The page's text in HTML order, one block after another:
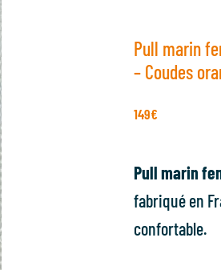
Pull marin
– Coudes
149€
Pull marin
fabriqué en
confortable.